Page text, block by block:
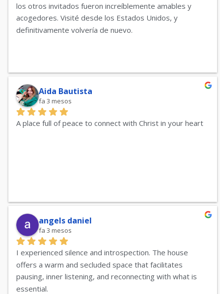
los otros invitados fueron increíblemente amables y
acogedores. Visité desde los Estados Unidos, y
definitivamente volvería de nuevo.
Aida Bautista
fa 3 mesos
A place full of peace to connect with Christ in your heart
angels daniel
fa 3 mesos
I experienced silence and introspection. The house
offers a warm and secluded space that facilitates
pausing, inner listening, and reconnecting with what is
essential.